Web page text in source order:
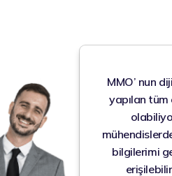
MMO’ nun
yapılan
bilgilerimi